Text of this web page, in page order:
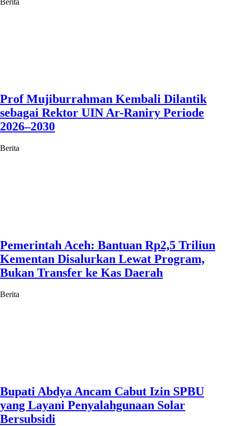
Berita
Prof Mujiburrahman Kembali Dilantik
sebagai Rektor UIN Ar-Raniry Periode
2026–2030
Berita
Pemerintah Aceh: Bantuan Rp2,5 Triliun
Kementan Disalurkan Lewat Program,
Bukan Transfer ke Kas Daerah
Berita
Bupati Abdya Ancam Cabut Izin SPBU
yang Layani Penyalahgunaan Solar
Bersubsidi